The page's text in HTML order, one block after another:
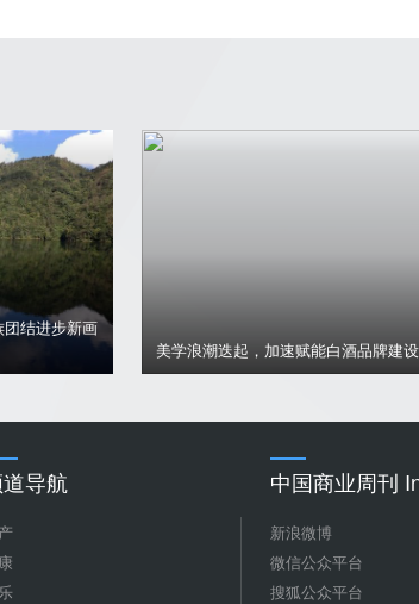
牌建设新范式
度设计精品酒店」 澳门唯一获奖文物
导航 中国商业周刊
新浪微博
微信公众平台
搜狐公众平台